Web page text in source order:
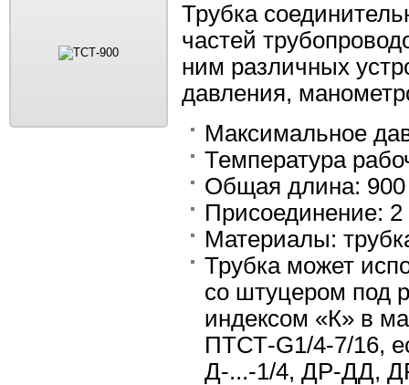
Трубка
частей
ним различных
давления,
Максимальное
Температура
Общая длина:
Присоединение: 2
Материалы:
Трубка может
со штуцером под
индексом «К» в
ПТСТ-G1/4-7/16,
Д-...-1/4, ДР-ДД,